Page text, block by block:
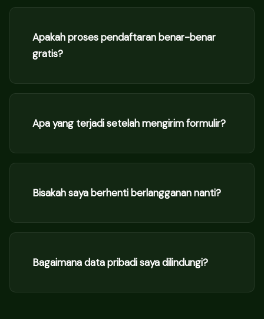
Apakah proses pendaftaran benar-benar
gratis?
Apa yang terjadi setelah mengirim formulir?
Bisakah saya berhenti berlangganan nanti?
Bagaimana data pribadi saya dilindungi?